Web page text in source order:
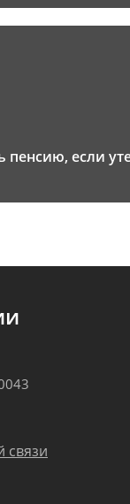
пенсию, если
связи